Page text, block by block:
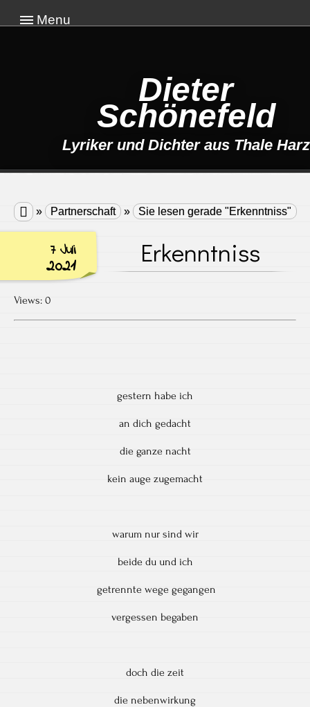
Menu
Dieter
Schönefeld
Lyriker und Dichter aus Thale Harz
 » Partnerschaft » Sie lesen gerade "Erkenntniss"
7 Juli
2021 Erkenntniss
Views: 0
gestern habe ich
an dich gedacht
die ganze nacht
kein auge zugemacht
warum nur sind wir
beide du und ich
getrennte wege gegangen
vergessen begaben
doch die zeit
die nebenwirkung